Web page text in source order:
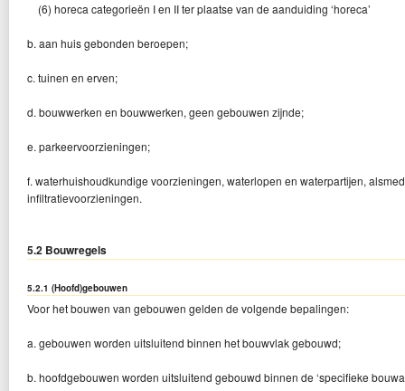
(6) horeca categorieën I en II ter plaatse van de aanduiding ‘horeca’
b. aan huis gebonden beroepen;
c. tuinen en erven;
d. bouwwerken en bouwwerken, geen gebouwen zijnde;
e. parkeervoorzieningen;
f. waterhuishoudkundige voorzieningen, waterlopen en waterpartijen,
infiltratievoorzieningen.
5.2 Bouwregels
5.2.1 (Hoofd)gebouwen
Voor het bouwen van gebouwen gelden de volgende bepalingen:
a. gebouwen worden uitsluitend binnen het bouwvlak gebouwd;
b. hoofdgebouwen worden uitsluitend gebouwd binnen de ‘specifieke